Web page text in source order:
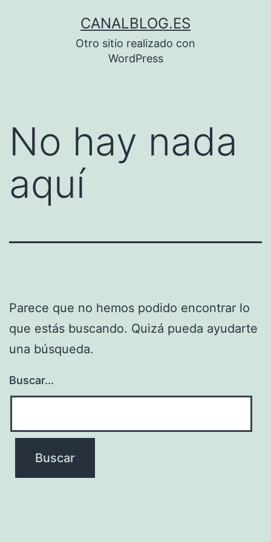
CANALBLOG.ES
Otro sitio realizado con
WordPress
No hay nada
aquí
Parece que no hemos podido encontrar lo
que estás buscando. Quizá pueda ayudarte
una búsqueda.
Buscar...